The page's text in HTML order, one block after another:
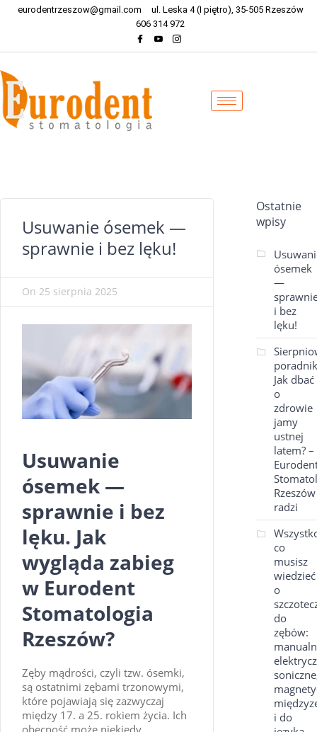
eurodentrzeszow@gmail.com
ul. Leska 4 (I piętro), 35-505 Rzeszów
606 314 972
Usuwanie ósemek —
sprawnie i bez lęku!
On 25 sierpnia 2025
Usuwanie
ósemek —
sprawnie i bez
lęku. Jak
wygląda zabieg
w Eurodent
Stomatologia
Rzeszów?
Zęby mądrości, czyli tzw. ósemki,
są ostatnimi zębami trzonowymi,
które pojawiają się zazwyczaj
między 17. a 25. rokiem życia. Ich
Ostatnie
wpisy
ósemek
—
i bez
lęku!
Jak dbać
o
zdrowie
jamy
ustnej
latem? –
Rzeszów
radzi
co
musisz
wiedzieć
o
do
zębów:
i do